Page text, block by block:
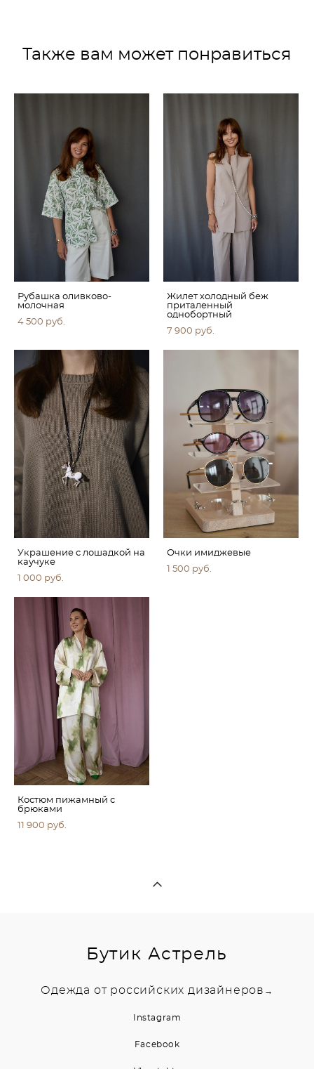
Также вам может понравиться
Рубашка оливково-
молочная
4 500 pуб.
Жилет холодный беж
приталенный
однобортный
7 900 pуб.
Украшение с лошадкой на
каучуке
1 000 pуб.
Очки имиджевые
1 500 pуб.
Костюм пижамный с
брюками
11 900 pуб.
Бутик Астрель
Одежда от российских дизайнеров →
Instagram
Facebook